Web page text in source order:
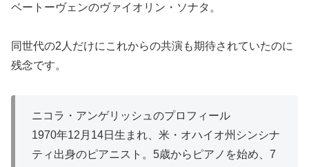
ベートーヴェンのヴァイオリン・ソナタ。
同世代の2人だけにこれからの共演も期待されていたのに
残念です。
ニコラ・アンゲリッシュのプロフィール
1970年12月14日生まれ、米・オハイオ州シンシナ
ティ出身のピアニスト。5歳からピアノを始め、7